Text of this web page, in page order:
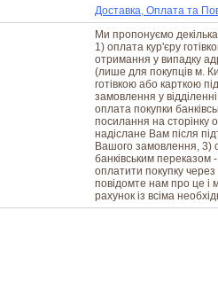
Доставка, Оплата та
Ми пропонуємо
1) оплата кур'єру
отримання у випадку
(лише для покупців м.
готівкою або карткою
замовлення у
оплата покупки
посилання на сторінку
надіслане Вам після
Вашого замовлення, 3)
банківським переказом
оплатити покупку через
повідомте нам про це
рахунок із всіма